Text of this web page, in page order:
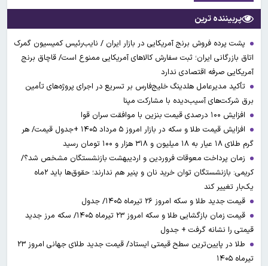
پربیننده ترین
پشت پرده فروش برنج آمریکایی در بازار ایران / نایب‌رئیس کمیسیون گمرک
اتاق بازرگانی ایران؛ ثبت سفارش کالاهای آمریکایی ممنوع است/ قاچاق برنج
آمریکایی صرفه اقتصادی ندارد
تأکید مدیرعامل هلدینگ خلیج‌فارس بر تسریع در اجرای پروژه‌های تأمین
برق شرکت‌های آسیب‌دیده با مشارکت مپنا
افزایش ۱۰۰ درصدی قیمت بنزین با موافقت سران قوا
افزایش قیمت طلا و سکه در بازار امروز ۵ مرداد ۱۴۰۵ +جدول قیمت/ هر
گرم طلای ۱۸ عیار به ۱۸ میلیون و ۳۱۸ هزار و ۱۰۰ تومان رسید
زمان پرداخت معوقات فروردین و اردیبهشت بازنشستگان مشخص شد؟/
کریمی: بازنشستگان توان خرید نان و پنیر هم ندارند؛ حقوق‌ها باید ۲ماه
یک‌بار تغییر کند
قیمت جدید طلا و سکه امروز ۲۶ تیرماه ۱۴۰۵/ جدول
قیمت زمان بازگشایی طلا و سکه امروز ۲۳ تیرماه ۱۴۰۵/ سکه مرز جدید
قیمتی را نشانه گرفت + جدول
طلا در پایین‌ترین سطح قیمتی ایستاد/ قیمت جدید طلای جهانی امروز ۲۳
تیرماه ۱۴۰۵